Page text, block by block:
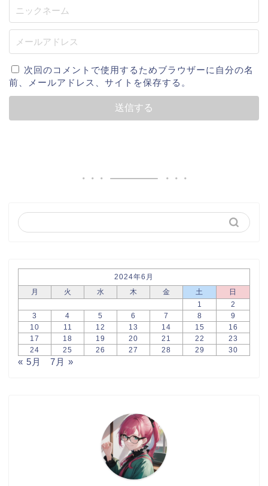
次回のコメントで使用するためブラウザーに自分の名
前、メールアドレス、サイトを保存する。
2024年6月
月
火 水 木 金 土
日
1
2
3
4 5 6 7 8
9
10
11 12 13 14 15
16
17
18 19 20 21 22
23
24
25 26 27 28 29 30
« 5月 7月 »